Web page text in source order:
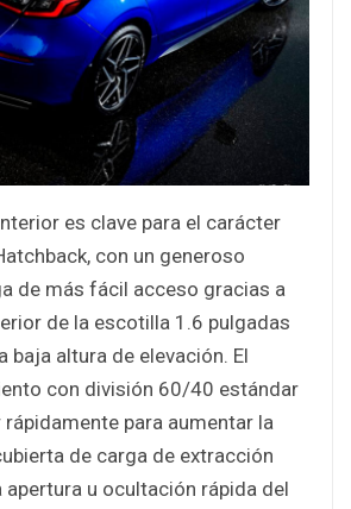
es clave para el carácter
con un generoso
de más fácil acceso gracias a
de la escotilla 1.6 pulgadas
baja altura de elevación. El
con división 60/40 estándar
rápidamente para aumentar la
de carga de extracción
u ocultación rápida del